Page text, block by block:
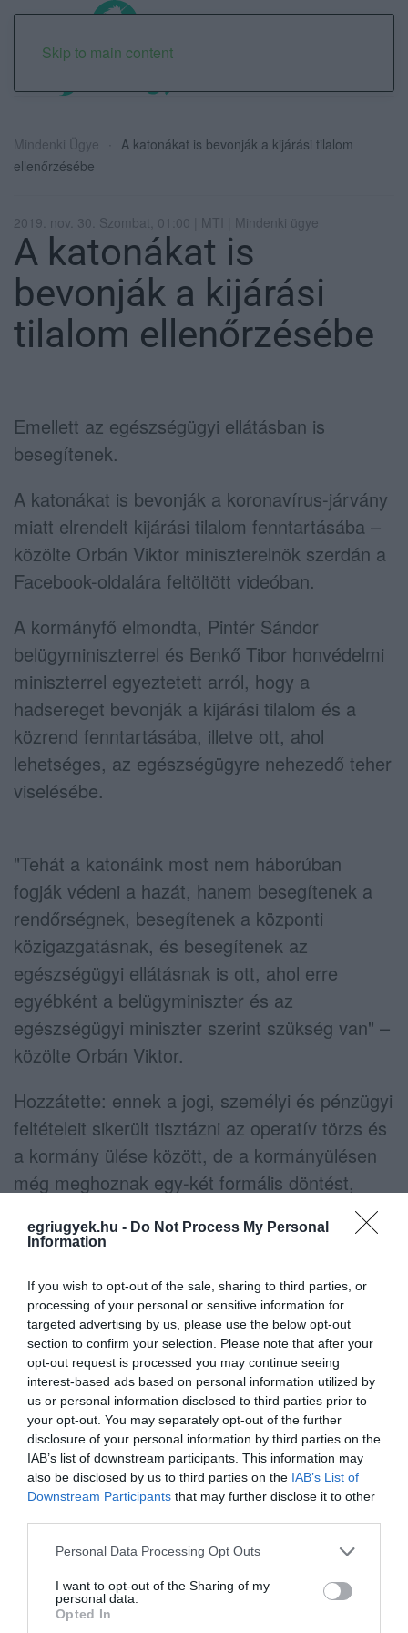
egriugyek.hu - Do Not Process My Personal
Information
If you wish to opt-out of the sale, sharing to third parties, or
processing of your personal or sensitive information for
targeted advertising by us, please use the below opt-out
section to confirm your selection. Please note that after your
opt-out request is processed you may continue seeing
interest-based ads based on personal information utilized by
us or personal information disclosed to third parties prior to
your opt-out. You may separately opt-out of the further
disclosure of your personal information by third parties on the
IAB’s list of downstream participants. This information may
also be disclosed by us to third parties on the IAB’s List of
Downstream Participants that may further disclose it to other
Please note that this website/app uses one or more Google
not limited to your visit or usage behaviour. You may click to
grant or deny consent to Google and its third-party tags to
use your data for below specified purposes in below Google
Personal Data Processing Opt Outs
I want to opt-out of the Sharing of my
personal data.
Opted In
Skip to main content
Mindenki Ügye
A katonákat is bevonják a kijárási tilalom
ellenőrzésébe
2019. nov. 30. Szombat, 01:00 | MTI | Mindenki ügye
A katonákat is
bevonják a kijárási
tilalom ellenőrzésébe
Emellett az egészségügyi ellátásban is
besegítenek.
A katonákat is bevonják a koronavírus-járvány
miatt elrendelt kijárási tilalom fenntartásába –
közölte Orbán Viktor miniszterelnök szerdán a
Facebook-oldalára feltöltött videóban.
A kormányfő elmondta, Pintér Sándor
belügyminiszterrel és Benkő Tibor honvédelmi
miniszterrel egyeztetett arról, hogy a
hadsereget bevonják a kijárási tilalom és a
közrend fenntartásába, illetve ott, ahol
lehetséges, az egészségügyre nehezedő teher
viselésébe.
"Tehát a katonáink most nem háborúban
fogják védeni a hazát, hanem besegítenek a
rendőrségnek, besegítenek a központi
közigazgatásnak, és besegítenek az
egészségügyi ellátásnak is ott, ahol erre
egyébként a belügyminiszter és az
egészségügyi miniszter szerint szükség van" –
közölte Orbán Viktor.
Hozzátette: ennek a jogi, személyi és pénzügyi
feltételeit sikerült tisztázni az operatív törzs és
a kormány ülése között, de a kormányülésen
még meghoznak egy-két formális döntést,
rendeleteket.
A koronavírus-járvány miatt este 8 óra és
reggel 5 óra között van érvényben kijárási
tilalom az országban.
Log into Facebook | Facebook
(Indexkép: honvedelem.hu)
Itt a részletes szabályozás: így kell élnünk
szerdától
Ne maradjon le a legfrissebb hírekről, kövessen